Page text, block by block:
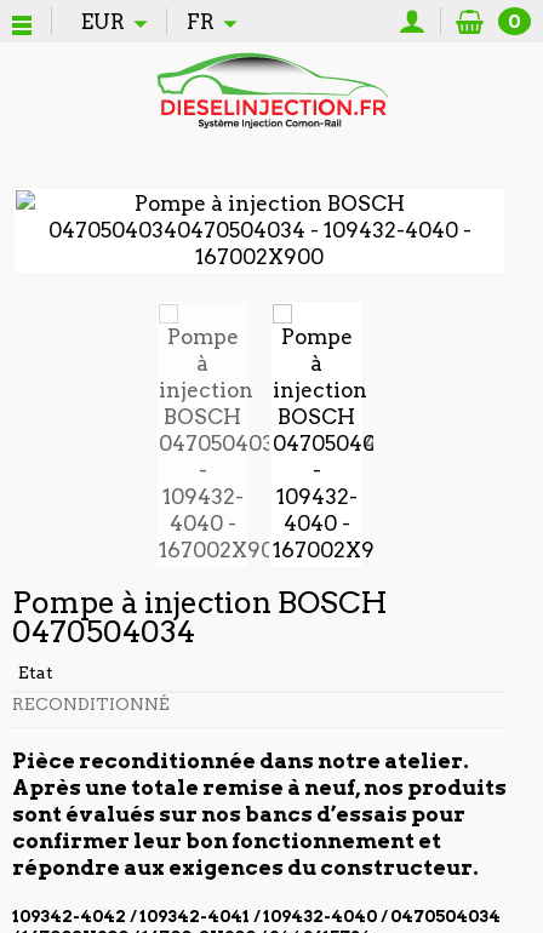
EUR FR 0
Pompe à injection BOSCH
0470504034
Etat
RECONDITIONNÉ
Pièce reconditionnée dans notre atelier.
Après une totale remise à neuf, nos produits
sont évalués sur nos bancs d’essais pour
confirmer leur bon fonctionnement et
répondre aux exigences du constructeur.
109342-4042 / 109342-4041 / 109432-4040 / 0470504034